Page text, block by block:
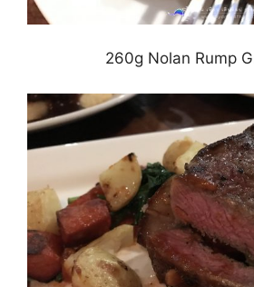
260g Nolan Rump